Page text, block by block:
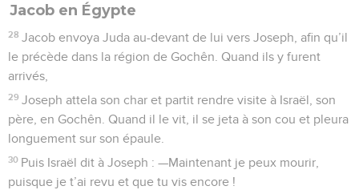
Jacob en Égypte
28 Jacob envoya Juda au-devant de lui vers Joseph, afin qu’il
le précède dans la région de Gochên. Quand ils y furent
arrivés,
29 Joseph attela son char et partit rendre visite à Israël, son
père, en Gochên. Quand il le vit, il se jeta à son cou et pleura
longuement sur son épaule.
30 Puis Israël dit à Joseph : —Maintenant je peux mourir,
puisque je t’ai revu et que tu vis encore !